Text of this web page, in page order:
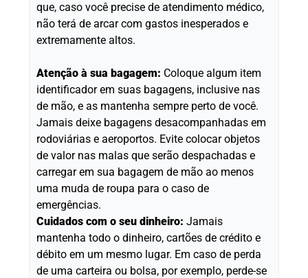
que, caso você precise de atendimento médico,
não terá de arcar com gastos inesperados e
extremamente altos.
Atenção à sua bagagem: Coloque algum item
identificador em suas bagagens, inclusive nas
de mão, e as mantenha sempre perto de você.
Jamais deixe bagagens desacompanhadas em
rodoviárias e aeroportos. Evite colocar objetos
de valor nas malas que serão despachadas e
carregar em sua bagagem de mão ao menos
uma muda de roupa para o caso de
emergências.
Cuidados com o seu dinheiro: Jamais
mantenha todo o dinheiro, cartões de crédito e
débito em um mesmo lugar. Em caso de perda
de uma carteira ou bolsa, por exemplo, perde-se